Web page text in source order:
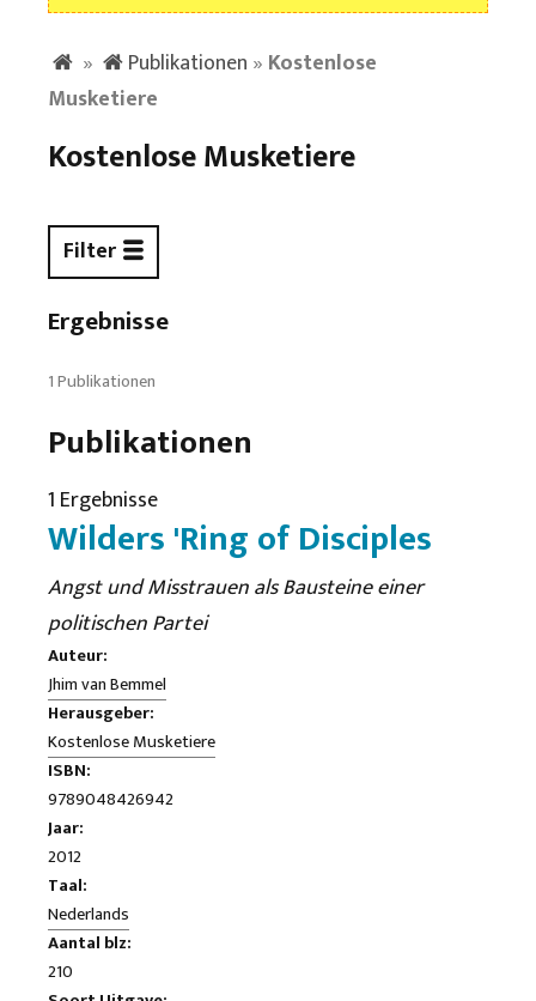
» Publikationen » Kostenlose
Musketiere
Kostenlose Musketiere
Filter
Ergebnisse
1 Publikationen
Publikationen
1 Ergebnisse
Wilders 'Ring of Disciples
Angst und Misstrauen als Bausteine ​​einer
politischen Partei
Auteur:
Jhim van Bemmel
Herausgeber:
Kostenlose Musketiere
ISBN:
9789048426942
Jaar:
2012
Taal:
Nederlands
Aantal blz:
210